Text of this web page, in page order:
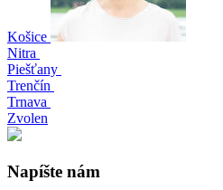
Košice
Nitra
Piešťany
Trenčín
Trnava
Zvolen
Napíšte nám